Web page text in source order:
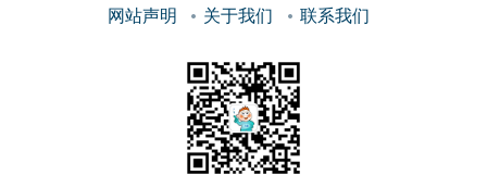
网站声明 关于我们 联系我们